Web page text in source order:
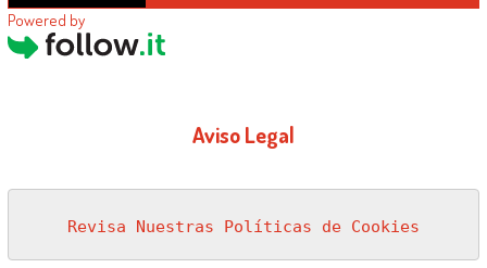
Powered by
Aviso Legal
Revisa Nuestras Políticas de Cookies